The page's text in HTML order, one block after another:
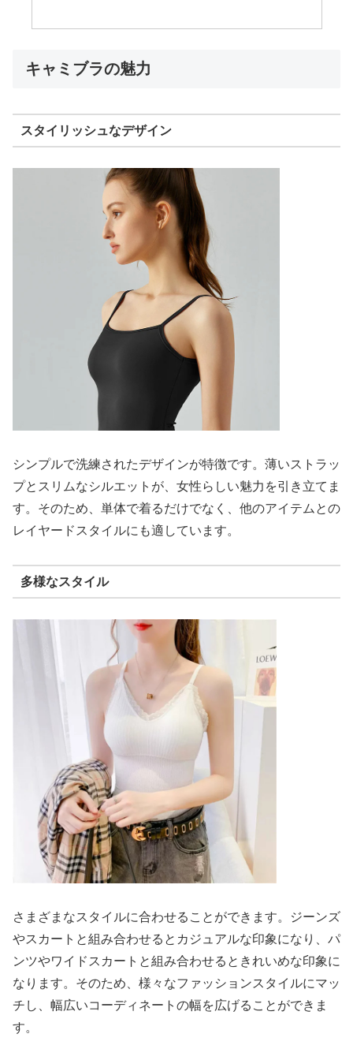
キャミブラの魅力
スタイリッシュなデザイン
シンプルで洗練されたデザインが特徴です。薄いストラッ
プとスリムなシルエットが、女性らしい魅力を引き立てま
す。そのため、単体で着るだけでなく、他のアイテムとの
レイヤードスタイルにも適しています。
多様なスタイル
さまざまなスタイルに合わせることができます。ジーンズ
やスカートと組み合わせるとカジュアルな印象になり、パ
ンツやワイドスカートと組み合わせるときれいめな印象に
なります。そのため、様々なファッションスタイルにマッ
チし、幅広いコーディネートの幅を広げることができま
す。